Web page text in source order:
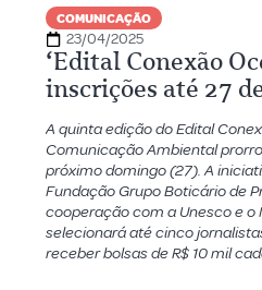
COMUNICAÇÃO
23/04/2025
‘Edital Conexão
inscrições até 27
A quinta edição do Edital
Comunicação Ambiental
próximo domingo (27). A
Fundação Grupo Boticário de
cooperação com a Unesco e o
selecionará até cinco
receber bolsas de R$ 10 mil